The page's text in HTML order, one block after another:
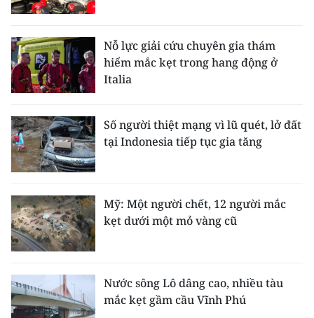
Đồng bằng sông Cửu Long
Chuyên trang Hà Nội
Chuyên trang TP. Hồ Chí Minh
CHUYÊN ĐỀ
CÁC CHUYÊN TRANG
VỀ BÁO NHÂN DÂN
THỜI NAY
NHÂN DÂN HẰNG THÁNG
Nỗ lực giải cứu chuyên gia thám
hiểm mắc kẹt trong hang động ở
Italia
Số người thiệt mạng vì lũ quét, lở đất
tại Indonesia tiếp tục gia tăng
Mỹ: Một người chết, 12 người mắc
kẹt dưới một mỏ vàng cũ
Nước sông Lô dâng cao, nhiều tàu
mắc kẹt gầm cầu Vĩnh Phú